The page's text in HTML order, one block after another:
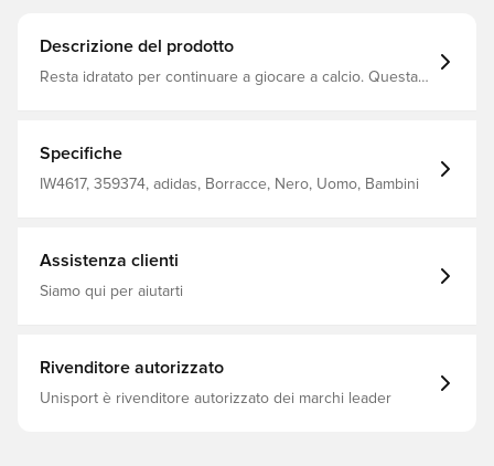
Descrizione del prodotto
Resta idratato per continuare a giocare a calcio. Questa
Dimensioni: 23,5 cm x 7 cm Volume: 500 ml
Specifiche
IW4617, 359374, adidas, Borracce, Nero, Uomo, Bambini
Assistenza clienti
Siamo qui per aiutarti
Rivenditore autorizzato
Unisport è rivenditore autorizzato dei marchi leader